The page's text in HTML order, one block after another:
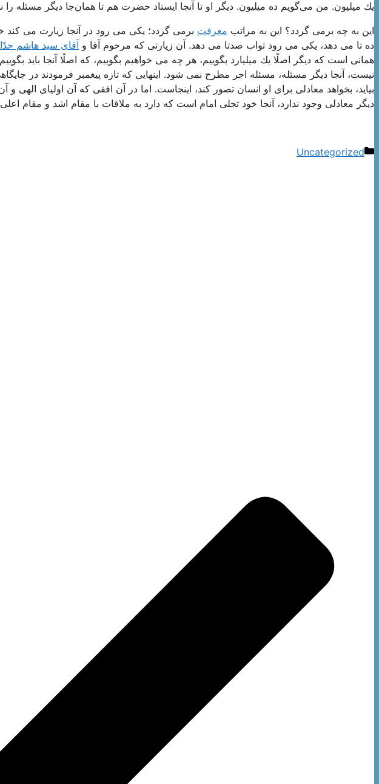
یك میلیون. من می‌گویم ده میلیون. دیگر او تا آنجا ایستاد حضرت هم تا همان‌جا دیگر مسئله را
این به چه برمی گردد؟ این به مراتب معرفت برمی گردد؛ یكی می رود در آنجا زیارت می
ده تا می دهد، یكی می رود ثواب صدتا می دهد. آن زیارتی كه مرحوم آقا و آقای سید هاشم
همانی است كه دیگر اصلًا یك میلیارد بگوییم، هر چه می خواهیم بگوییم، كه اصلًا آنجا باید
نیست، آنجا دیگر مسئله، مسئله اجر مطرح نمی شود. اینهایی كه تازه پیغمبر فرمودند در
بیاید، بخواهد معادلی برای او انسان تصور كند، اینجاست. اما در آن افقی كه آن اولیای الهی و
دیگر معادلی وجود ندارد، آنجا خود تجلی امام است كه دارد به ملاقات با مقام اشد و
دسته‌ها
Uncategorized